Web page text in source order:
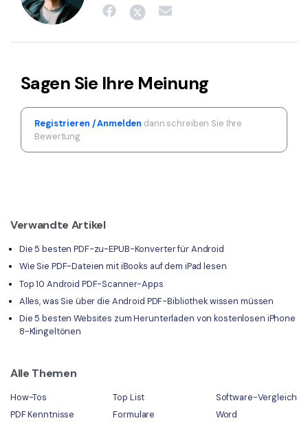
Sagen Sie Ihre Meinung
Registrieren / Anmelden dann schreiben Sie Ihre
Bewertung
Verwandte Artikel
Die 5 besten PDF-zu-EPUB-Konverter für Android
Wie Sie PDF-Dateien mit iBooks auf dem iPad lesen
Top 10 Android PDF-Scanner-Apps
Alles, was Sie über die Android PDF-Bibliothek wissen müssen
Die 5 besten Websites zum Herunterladen von kostenlosen iPhone
8-Klingeltönen
Alle Themen
How-Tos Top List
Software-Vergleich
PDF Kenntnisse
Formulare
Word